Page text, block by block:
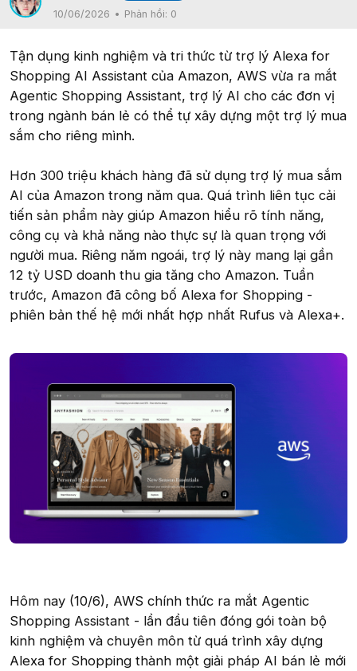
10/06/2026
Phản hồi: 0
Tận dụng kinh nghiệm và tri thức từ trợ lý Alexa for
Shopping AI Assistant của Amazon, AWS vừa ra mắt
Agentic Shopping Assistant, trợ lý AI cho các đơn vị
trong ngành bán lẻ có thể tự xây dựng một trợ lý mua
sắm cho riêng mình.
Hơn 300 triệu khách hàng đã sử dụng trợ lý mua sắm
AI của Amazon trong năm qua. Quá trình liên tục cải
tiến sản phẩm này giúp Amazon hiểu rõ tính năng,
công cụ và khả năng nào thực sự là quan trọng với
người mua. Riêng năm ngoái, trợ lý này mang lại gần
12 tỷ USD doanh thu gia tăng cho Amazon. Tuần
trước, Amazon đã công bố Alexa for Shopping -
phiên bản thế hệ mới nhất hợp nhất Rufus và Alexa+.
Hôm nay (10/6), AWS chính thức ra mắt Agentic
Shopping Assistant - lần đầu tiên đóng gói toàn bộ
kinh nghiệm và chuyên môn từ quá trình xây dựng
Alexa for Shopping thành một giải pháp AI bán lẻ mới